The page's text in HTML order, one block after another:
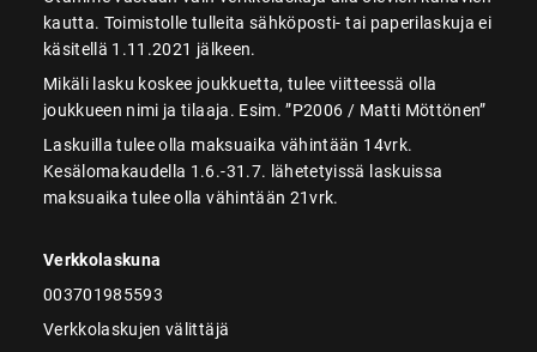
kautta. Toimistolle tulleita sähköposti- tai paperilaskuja ei
käsitellä 1.11.2021 jälkeen.
Mikäli lasku koskee joukkuetta, tulee viitteessä olla
joukkueen nimi ja tilaaja. Esim. ”P2006 / Matti Möttönen”
Laskuilla tulee olla maksuaika vähintään 14vrk.
Kesälomakaudella 1.6.-31.7. lähetetyissä laskuissa
maksuaika tulee olla vähintään 21vrk.
Verkkolaskuna
003701985593
Verkkolaskujen välittäjä